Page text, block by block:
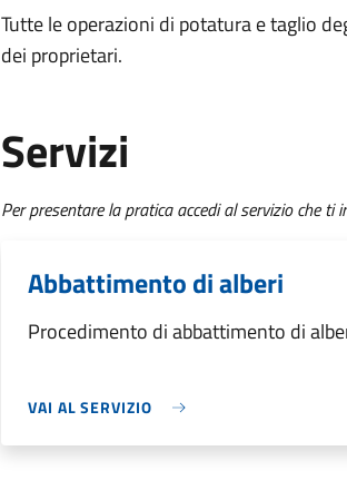
Tutte le operazioni di potatura e taglio
dei proprietari.
Servizi
Per presentare la pratica accedi al servizio che ti
Abbattimento di alberi
Procedimento di abbattimento di
VAI AL SERVIZIO